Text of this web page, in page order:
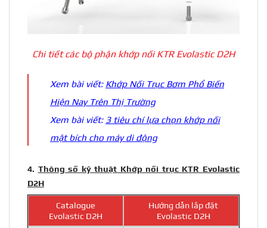
Chi tiết các bộ phận khớp nối KTR Evolastic D2H
Xem bài viết: Khớp Nối Trục Bơm Phổ Biến
Hiện Nay Trên Thị Trường
Xem bài viết: 3 tiêu chí lựa chọn khớp nối
mặt bích cho máy di động
4. Thông số kỹ thuật Khớp nối trục KTR Evolastic
D2H
Catalogue
Evolastic D2H
Hướng dẫn lắp đặt
Evolastic D2H